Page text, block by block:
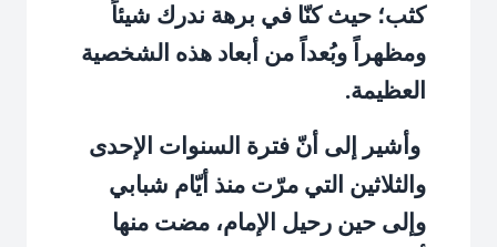
كثب؛ حيث كنّا في برهة ندرك شيئاً
ومظهراً وبُعداً من أبعاد هذه الشخصية
العظيمة.
وأشير إلى أنّ فترة السنوات الإحدى
والثلاثين التي مرّت منذ أيّام شبابي
وإلى حين رحيل الإمام، مضت منها